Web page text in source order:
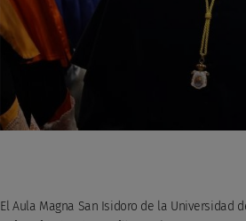
El Aula Magna San Isidoro de la Universidad